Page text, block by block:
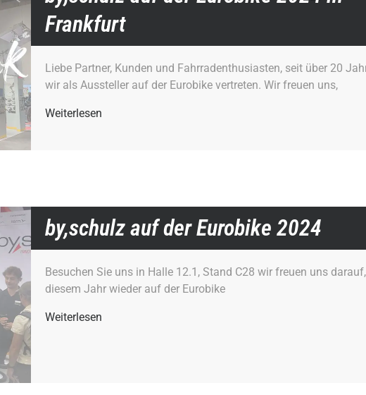
Frankfurt
Liebe Partner, Kunden und Fahrradenthusiasten, seit über 20
wir als Aussteller auf der Eurobike vertreten. Wir freuen uns,
Weiterlesen
by,schulz auf der Eurobike 2024
Besuchen Sie uns in Halle 12.1, Stand C28 wir freuen uns
diesem Jahr wieder auf der Eurobike
Weiterlesen